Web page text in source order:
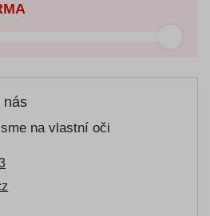
nás
na vlastní oči